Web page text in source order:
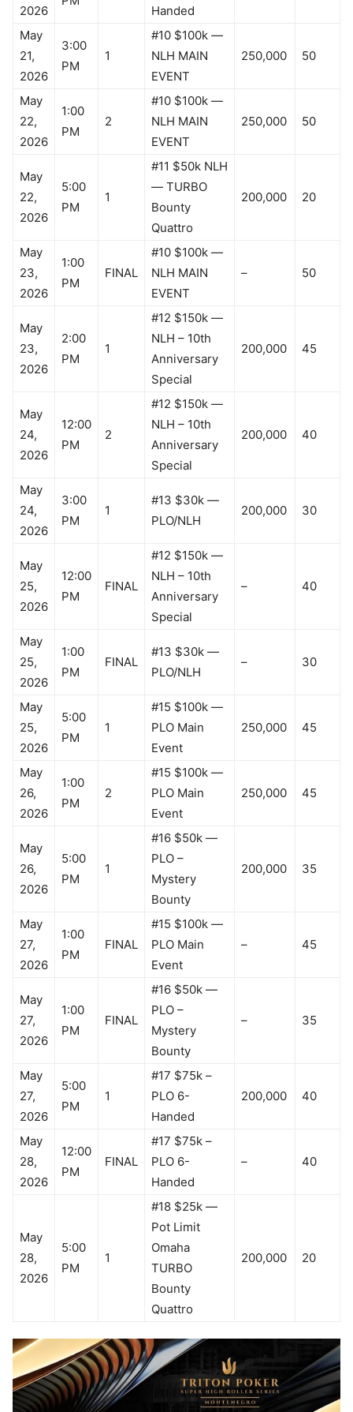
2026
Handed
May
21,
2026
3:00
PM
1
#10 $100k —
NLH MAIN
EVENT
250,000 50
May
22,
2026
1:00
PM
2
#10 $100k —
NLH MAIN
EVENT
250,000 50
May
22,
2026
5:00
PM
1
#11 $50k NLH
— TURBO
Bounty
Quattro
200,000 20
May
23,
2026
1:00
PM
FINAL
#10 $100k —
NLH MAIN
EVENT
– 50
May
23,
2026
2:00
PM
1
#12 $150k —
NLH – 10th
Anniversary
Special
200,000 45
May
24,
2026
12:00
PM
2
#12 $150k —
NLH – 10th
Anniversary
Special
200,000 40
May
24,
2026
3:00
PM
1
#13 $30k —
PLO/NLH
200,000 30
May
25,
2026
12:00
PM
FINAL
#12 $150k —
NLH – 10th
Anniversary
Special
– 40
May
25,
2026
1:00
PM
FINAL
#13 $30k —
PLO/NLH
– 30
May
25,
2026
5:00
PM
1
#15 $100k —
PLO Main
Event
250,000 45
May
26,
2026
1:00
PM
2
#15 $100k —
PLO Main
Event
250,000 45
May
26,
2026
5:00
PM
1
#16 $50k —
PLO –
Mystery
Bounty
200,000 35
May
27,
2026
1:00
PM
FINAL
#15 $100k —
PLO Main
Event
– 45
May
27,
2026
1:00
PM
FINAL
#16 $50k —
PLO –
Mystery
Bounty
– 35
May
27,
2026
5:00
PM
1
#17 $75k –
PLO 6-
Handed
200,000 40
May
28,
2026
12:00
PM
FINAL
#17 $75k –
PLO 6-
Handed
– 40
May
28,
2026
5:00
PM
1
#18 $25k —
Pot Limit
Omaha
TURBO
Bounty
Quattro
200,000 20